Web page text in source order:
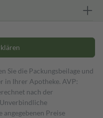
Sie die Packungsbeilage und
in Ihrer Apotheke. AVP:
nach der
Preise